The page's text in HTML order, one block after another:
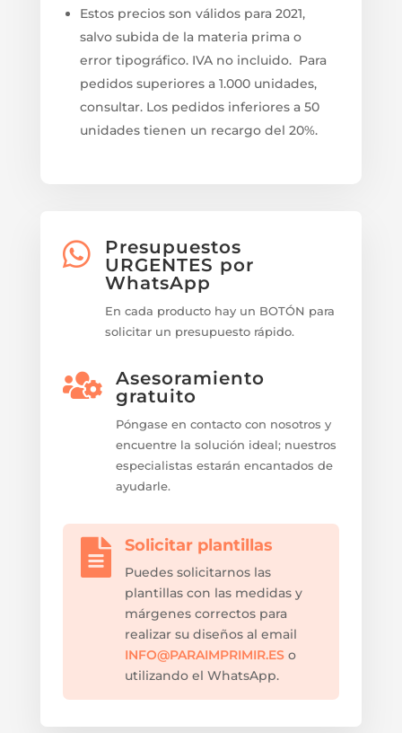
Estos precios son válidos para 2021,
salvo subida de la materia prima o
error tipográfico. IVA no incluido. Para
pedidos superiores a 1.000 unidades,
consultar. Los pedidos inferiores a 50
unidades tienen un recargo del 20%.

Presupuestos
URGENTES por
WhatsApp
En cada producto hay un BOTÓN para
solicitar un presupuesto rápido.

Asesoramiento
gratuito
Póngase en contacto con nosotros y
encuentre la solución ideal; nuestros
especialistas estarán encantados de
ayudarle.
 Solicitar plantillas
Puedes solicitarnos las
plantillas con las medidas y
márgenes correctos para
realizar su diseños al email
INFO@PARAIMPRIMIR.ESo
utilizando el WhatsApp.